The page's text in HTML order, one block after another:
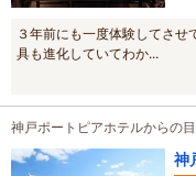
３年前にも一度体験してさ
具も進化していてわか...
神戸ポートピアホテルからの
神